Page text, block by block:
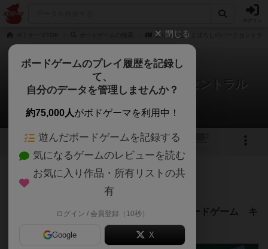
とりもどせ！まぼろしのパークセントラル
とりもどせ！まぼろしのパークセントラル
ダイスケさんのレビュー
1 1
127名 3名 0 約1年前
レーティングが非公開に設定されたユーザー
「けものフレンズ」の二次創作ソロ専用カードゲーム キ
ラキラを集めてパークを再興しよう
閉じる
ボードゲームのプレイ履歴を記録し
て、
自分のデータを管理しませんか？
約75,000人がボドゲーマを利用中！
遊んだボードゲームを記録する
気になるゲームのレビューを読む
お気に入り作品・所有リストの共
有
ログイン / 会員登録（10秒）
Google X